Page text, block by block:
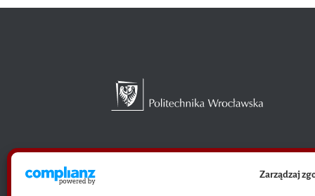
Zarządzaj
Oficyny Wydawniczej